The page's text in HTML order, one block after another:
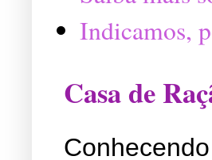
Indicamos,
Casa de